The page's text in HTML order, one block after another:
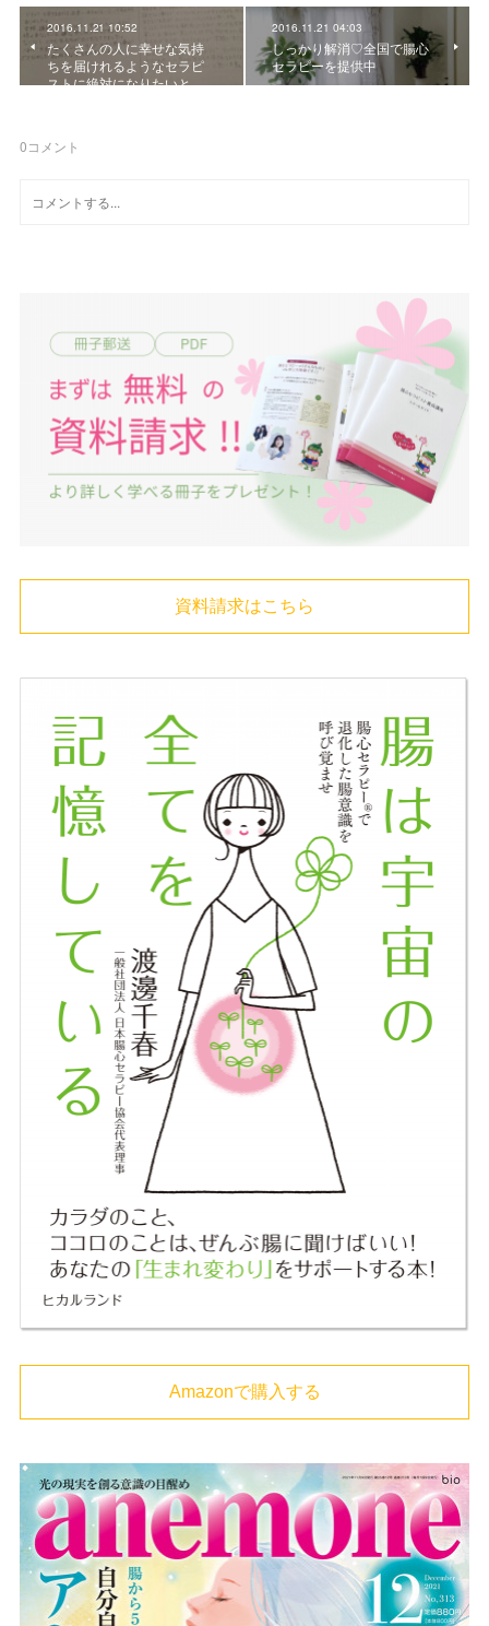
2016.11.21 10:52
たくさんの人に幸せな気持
ちを届けれるようなセラピ
ストに絶対になりたいと…
2016.11.21 04:03
しっかり解消♡全国で腸心
セラピーを提供中
0コメント
資料請求はこちら
Amazonで購入する